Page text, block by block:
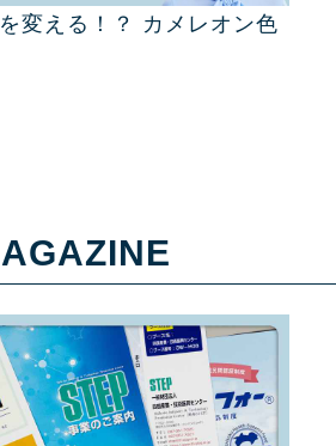
変える！？ カメレオン色